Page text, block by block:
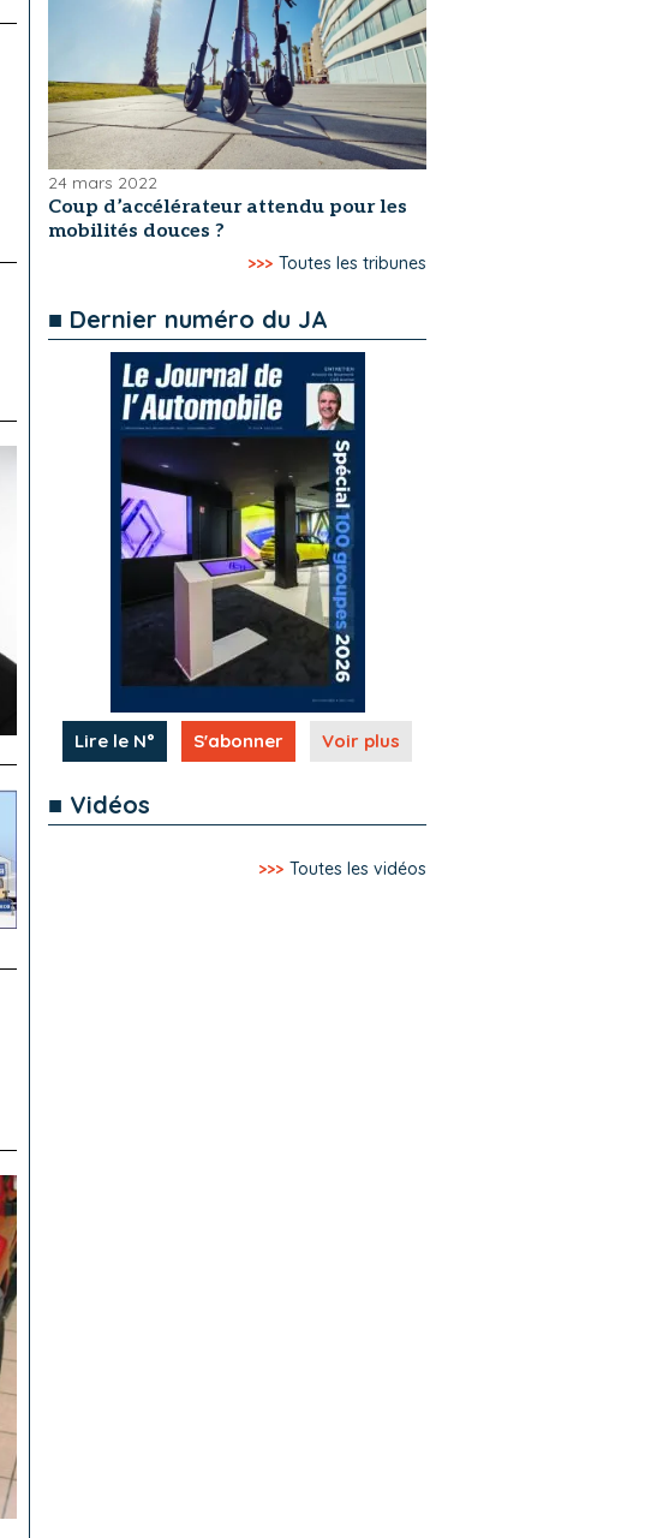
24 mars 2022
Coup d’accélérateur attendu pour les
mobilités douces ?
>>> Toutes les tribunes
■ Dernier numéro du JA
Lire le N° S'abonner Voir plus
■ Vidéos
>>> Toutes les vidéos